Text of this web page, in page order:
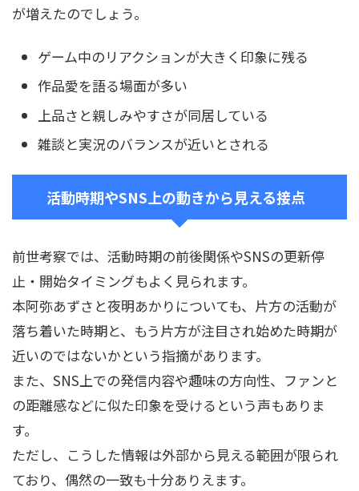
が増えたのでしょう。
ゲーム中のリアクションが大きく印象に残る
作品愛を語る場面が多い
上品さと親しみやすさが同居している
雑談と実況のバランスが近いとされる
活動時期やSNS上の動きから見える接点
前世考察では、活動時期の前後関係やSNSの更新停
止・開始タイミングもよく見られます。
本阿弥あずさと夜明あかりについても、片方の活動が
落ち着いた時期と、もう片方が注目され始めた時期が
近いのではないかという指摘があります。
また、SNS上での発信内容や趣味の方向性、ファンと
の距離感などに似た印象を受けるという声もありま
す。
ただし、こうした情報は外部から見える範囲が限られ
ており、偶然の一致も十分ありえます。